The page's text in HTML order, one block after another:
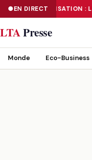
EN DIRECTNUMÉRISATION :
NUMÉRISATION : LE DATA
LTAPresse
Monde Eco-Business